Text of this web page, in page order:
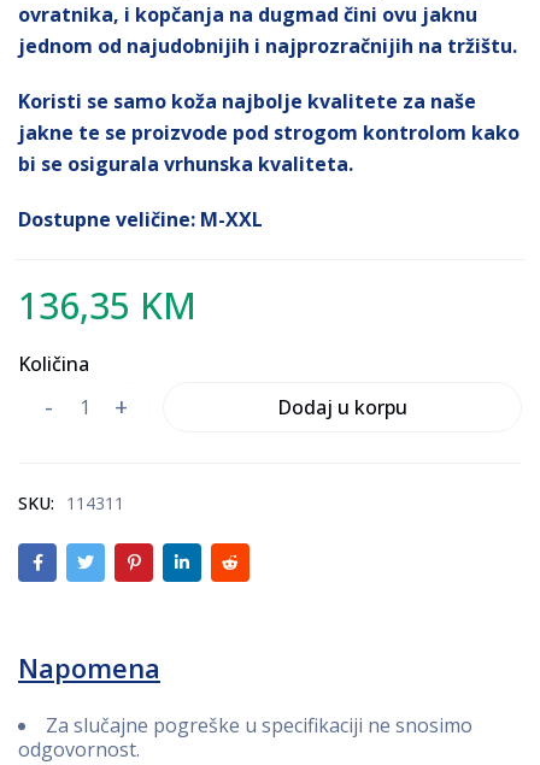
ovratnika, i kopčanja na dugmad čini ovu jaknu
jednom od najudobnijih i najprozračnijih na tržištu.
Koristi se samo koža najbolje kvalitete za naše
jakne te se proizvode pod strogom kontrolom kako
bi se osigurala vrhunska kvaliteta.
Dostupne veličine: M-XXL
136,35 KM
Količina
Dodaj u korpu
SKU: 114311
Napomena
Za slučajne pogreške u specifikaciji ne snosimo
odgovornost.